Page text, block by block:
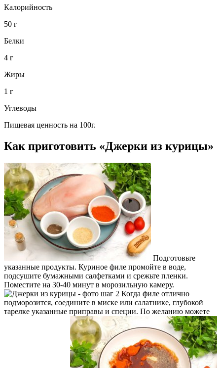
Калорийность
50 г
Белки
4 г
Жиры
1 г
Углеводы
Пищевая ценность на 100г.
Как приготовить «Джерки из курицы»
Подготовьте
указанные продукты. Куриное филе промойте в воде,
подсушите бумажными салфетками и срежьте пленки.
Поместите на 30-40 минут в морозильную камеру.
Когда филе отлично
подморозится, соедините в миске или салатнике, глубокой
тарелке указанные приправы и специи. По желанию можете